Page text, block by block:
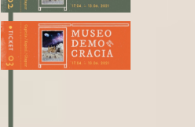
2. Departamento de Oportunismos y
Oportunidades